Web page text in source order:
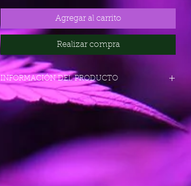
Agregar al carrito
Realizar compra
INFORMACIÓN DEL PRODUCTO
· Genotipo: Neville's Haze x Kali Mist
· 100% Sativa
---------- ----------
· Período vegetativo en interior: 1-2 semanas
· Período floración en interior: 13-15 semanas
· Producción en interior/m²: unos 500 gr